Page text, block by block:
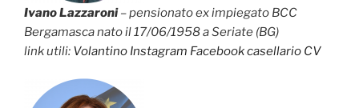
Ivano Lazzaroni– pensionato ex impiegato BCC
Bergamasca nato il 17/06/1958 a Seriate (BG)
link utili: Volantino Instagram Facebookcasellario CV